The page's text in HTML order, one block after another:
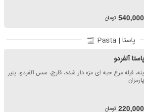
540,000 تومان
پاستا | Pasta
پاستا آلفردو
پنه، فیله مرغ حبه ای مزه دار شده، قارچ، سس آلفردو، پنیر
پارمزان
220,000 تومان